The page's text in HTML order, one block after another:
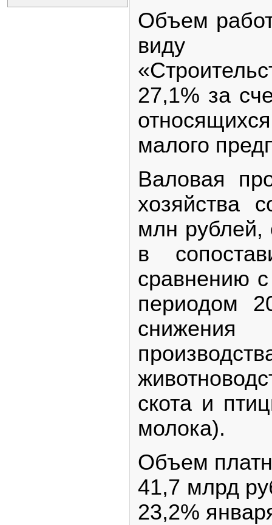
Объем
виду
27,1% за
малого
Валовая
хозяйства
млн рублей,
в
сравнению
периодом
скота и
молока).
Объем
41,7 млрд
23,2%